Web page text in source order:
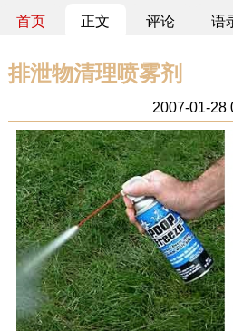
首页 正文 评论 语
排泄物清理喷雾剂
2007-01-28